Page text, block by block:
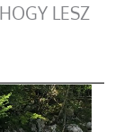
LESZ